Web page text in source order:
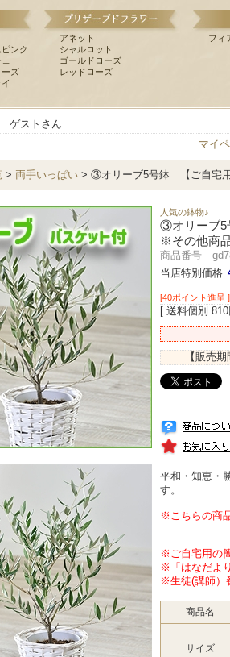
ンク
ズ
アネット
シャルロット
ゴールドローズ
レッドローズ
フィ
ゲストさん
マイ
> 両手いっぱい > ③オリーブ5号鉢 【ご自宅
人気の鉢物♪
③オリーブ5
※その他商
商品番号
当店特別価格
[40ポイント進呈 ]
[ 送料個別 810
【販売期
平和・知恵・
す。
※こちらの商
※ご自宅用の
※「はなだよ
※生徒(講師）
商品名
サイズ